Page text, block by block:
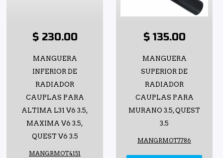
$ 230.00
MANGUERA
INFERIOR DE
RADIADOR
CAUPLAS PARA
ALTIMA L31 V6 3.5,
MAXIMA V6 3.5,
QUEST V6 3.5
MANGRMOT4151
$ 135.00
MANGUERA
SUPERIOR DE
RADIADOR
CAUPLAS PARA
MURANO 3.5, QUEST
3.5
MANGRMOT7786